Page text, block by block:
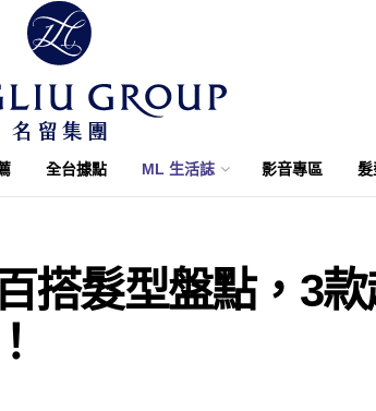
全台據點 ML 生活誌 影音專區 髮
搭髮型盤點，3